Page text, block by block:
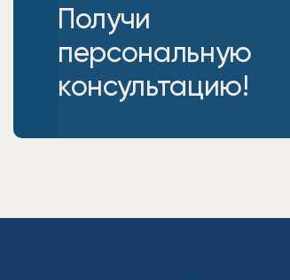
Получи
персональную
консультацию!